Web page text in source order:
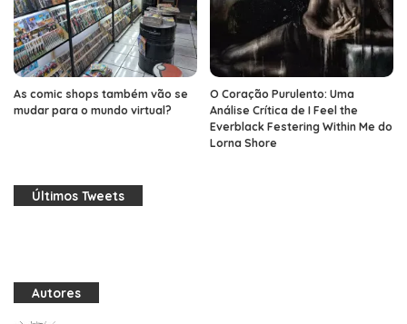
As comic shops também vão se
mudar para o mundo virtual?
O Coração Purulento: Uma
Análise Crítica de I Feel the
Everblack Festering Within Me do
Lorna Shore
Últimos Tweets
Autores